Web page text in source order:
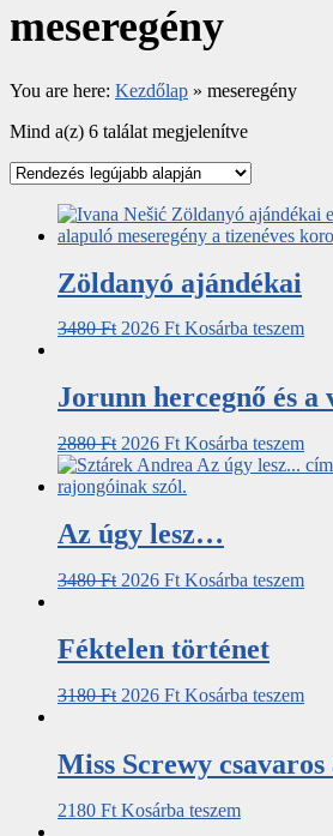
meseregény
You are here: Kezdőlap » meseregény
Mind a(z) 6 találat megjelenítve
Zöldanyó ajándékai
3480Ft 2026 Ft Kosárba teszem
Jorunn hercegnő és
2880Ft 2026 Ft Kosárba teszem
Az úgy lesz…
3480Ft 2026 Ft Kosárba teszem
Féktelen történet
3180Ft 2026 Ft Kosárba teszem
Miss Screwy
2180 Ft Kosárba teszem